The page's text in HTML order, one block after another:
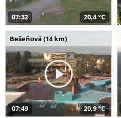
07:32 20,4 °C
Bešeňová (14 km)
07:49 20,9 °C